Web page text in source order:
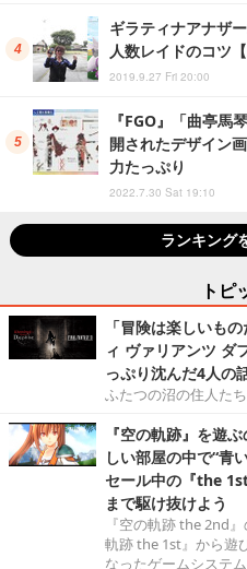
ギラティナアナザ
人数レイドのコツ
2019.9.27 Fri 20:00
『FGO』「曲亭馬
開されたデザイン
力たっぷり
2022.7.30 Sat 19:10
ランキング
トピ
「冒険は楽しいも
ィ ヴァリアンツ ダ
っぷり沈んだ4人の
ふたつの沼の住人た
『空の軌跡』を遊
しい部屋の中で“青
セール中の『the
まで駆け抜けよう
『空の軌跡 the 2nd
軌跡 the 1st』から遊
なったゲームシステ